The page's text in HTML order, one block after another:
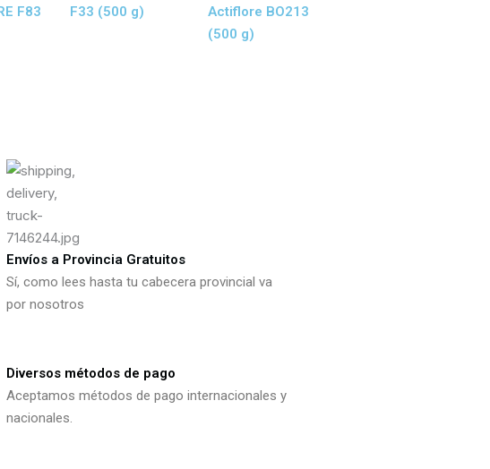
F83
F33 (500 g)
Actiflore BO213
(500 g)
Envíos a Provincia Gratuitos
Sí, como lees hasta tu cabecera provincial va
por nosotros
Diversos métodos de pago
Aceptamos métodos de pago internacionales y
nacionales.